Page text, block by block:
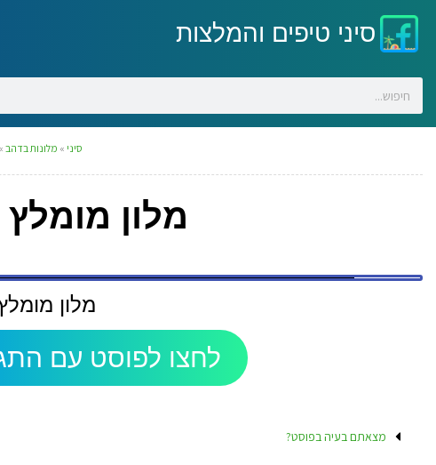
סיני טיפים והמלצות
סיני » מלונות בדהב
מלון
מלון
לחצו לפוסט עם
מצאתם בעיה בפוסט?